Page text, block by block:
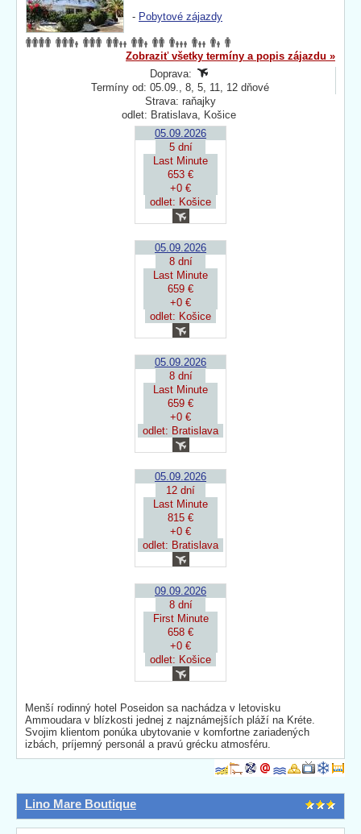
- Pobytové zájazdy
Zobraziť všetky termíny a popis zájazdu »
Doprava:
Termíny od: 05.09., 8, 5, 11, 12 dňové
Strava: raňajky
odlet: Bratislava, Košice
05.09.2026
5 dní
Last Minute
653 €
+0 €
odlet: Košice
05.09.2026
8 dní
Last Minute
659 €
+0 €
odlet: Košice
05.09.2026
8 dní
Last Minute
659 €
+0 €
odlet: Bratislava
05.09.2026
12 dní
Last Minute
815 €
+0 €
odlet: Bratislava
09.09.2026
8 dní
First Minute
658 €
+0 €
odlet: Košice
Menší rodinný hotel Poseidon sa nachádza v letovisku
Ammoudara v blízkosti jednej z najznámejších pláží na Kréte.
Svojim klientom ponúka ubytovanie v komfortne zariadených
izbách, príjemný personál a pravú grécku atmosféru.
Lino Mare Boutique